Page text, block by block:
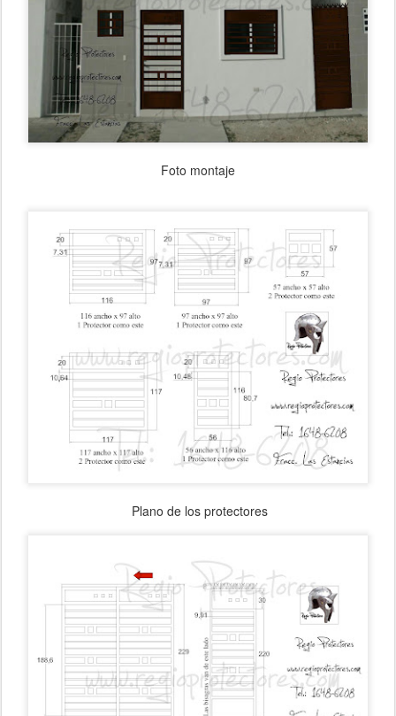
Foto montaje
Plano de los protectores